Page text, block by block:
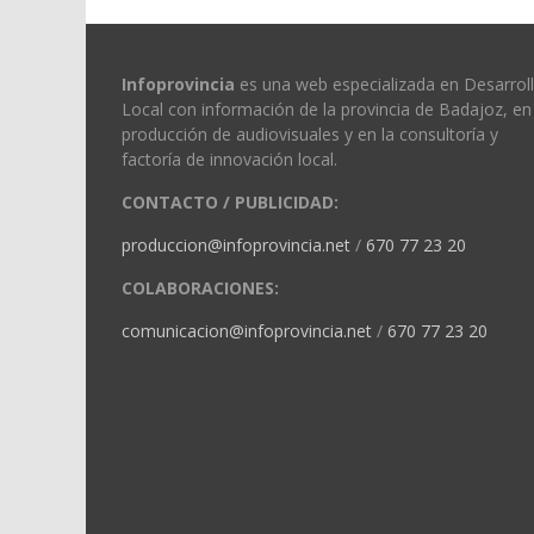
Infoprovincia es una web especializada en
Local con información de la provincia de Badajoz, en
producción de audiovisuales y en la consultoría y
factoría de innovación local.
CONTACTO / PUBLICIDAD:
produccion@infoprovincia.net / 670 77 23 20
COLABORACIONES:
comunicacion@infoprovincia.net / 670 77 23 20